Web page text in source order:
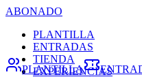
ABONADO
PLANTILLA
ENTRADAS
TIENDA
EXPERIENCIAS
PLANTILLA